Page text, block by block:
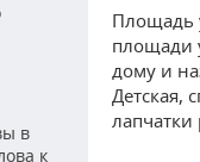
в
к
Площадь
площади
дому и
Детская,